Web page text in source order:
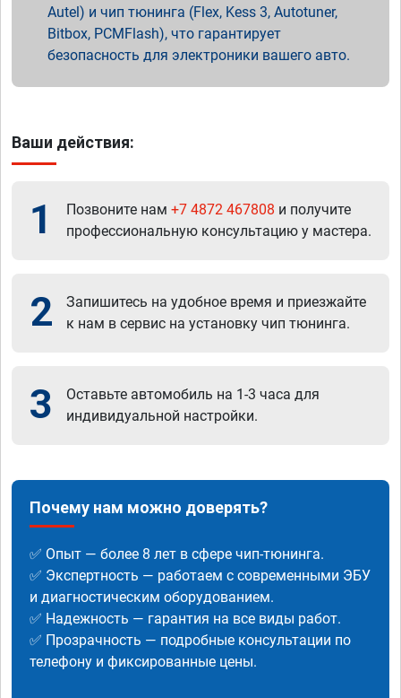
Autel) и чип тюнинга (Flex, Kess 3, Autotuner,
Bitbox, PCMFlash), что гарантирует
безопасность для электроники вашего авто.
Ваши действия:
1 Позвоните нам +7 4872 467808 и получите
профессиональную консультацию у мастера.
2
Запишитесь на удобное время и приезжайте
к нам в сервис на установку чип тюнинга.
3
Оставьте автомобиль на 1-3 часа для
индивидуальной настройки.
Почему нам можно доверять?
✅ Опыт — более 8 лет в сфере чип-тюнинга.
✅ Экспертность — работаем с современными ЭБУ
и диагностическим оборудованием.
✅ Надежность — гарантия на все виды работ.
✅ Прозрачность — подробные консультации по
телефону и фиксированные цены.